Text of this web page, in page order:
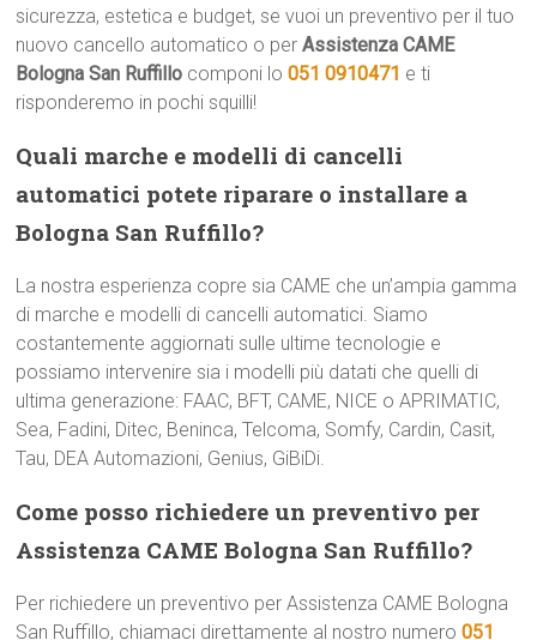
sicurezza, estetica e budget, se vuoi un preventivo per il tuo
nuovo cancello automatico o perAssistenza CAME
Bologna San Ruffillo componi lo051 0910471 e ti
risponderemo in pochi squilli!
Quali marche e modelli di cancelli
automatici potete riparare o installare a
Bologna San Ruffillo?
La nostra esperienza copre sia CAME che un’ampia gamma
di marche e modelli di cancelli automatici. Siamo
costantemente aggiornati sulle ultime tecnologie e
possiamo intervenire sia i modelli più datati che quelli di
ultima generazione: FAAC, BFT, CAME, NICE o APRIMATIC,
Sea, Fadini, Ditec, Beninca, Telcoma, Somfy, Cardin, Casit,
Tau, DEA Automazioni, Genius, GiBiDi.
Come posso richiedere un preventivo per
Assistenza CAME Bologna San Ruffillo?
Per richiedere un preventivo per Assistenza CAME Bologna
San Ruffillo, chiamaci direttamente al nostro numero051